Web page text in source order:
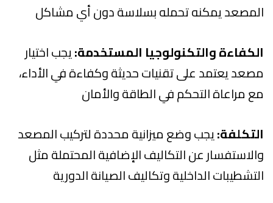
المصعد يمكنه تحمله بسلاسة دون أي مشاكل
الكفاءة والتكنولوجيا المستخدمة:يجب اختيار
مصعد يعتمد على تقنيات حديثة وكفاءة في الأداء،
مع مراعاة التحكم في الطاقة والأمان
التكلفة:يجب وضع ميزانية محددة لتركيب المصعد
والاستفسار عن التكاليف الإضافية المحتملة مثل
التشطيبات الداخلية وتكاليف الصيانة الدورية